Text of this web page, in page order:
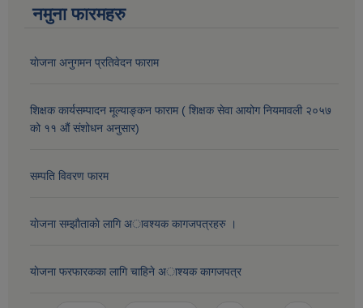
नमुना फारमहरु
याेजना अनुगमन प्रतिवेदन फाराम
शिक्षक कार्यसम्पादन मूल्याङ्कन फाराम ( शिक्षक सेवा आयोग नियमावली २०५७
को ११ औं संशोधन अनुसार)
सम्पति विवरण फारम
याेजना सम्झाैताकाे लागि अावश्यक कागजपत्रहरु ।
याेजना फरफारकका लागि चाहिने अाश्यक कागजपत्र